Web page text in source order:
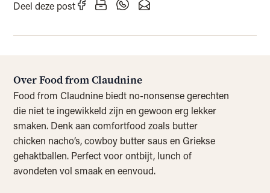
Deel deze post
Over Food from Claudnine
Food from Claudnine biedt no-nonsense gerechten
die niet te ingewikkeld zijn en gewoon erg lekker
smaken. Denk aan comfortfood zoals butter
chicken nacho’s, cowboy butter saus en Griekse
gehaktballen. Perfect voor ontbijt, lunch of
avondeten vol smaak en eenvoud.